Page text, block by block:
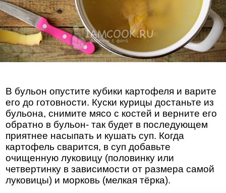
В бульон опустите кубики картофеля и варите
его до готовности. Куски курицы достаньте из
бульона, снимите мясо с костей и верните его
обратно в бульон- так будет в последующем
приятнее насыпать и кушать суп. Когда
картофель сварится, в суп добавьте
очищенную луковицу (половинку или
четвертинку в зависимости от размера самой
луковицы) и морковь (мелкая тёрка).